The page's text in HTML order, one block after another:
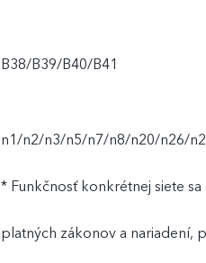
B38/B39/B40/B41
n1/n2/n3/n5/n7/n8/n20/n26/
* Funkčnosť konkrétnej siete
platných zákonov a nariadení,